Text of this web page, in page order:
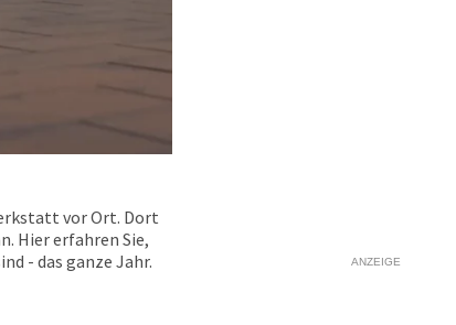
vor Ort. Dort
Hier erfahren Sie,
- das ganze Jahr.
ANZEIGE